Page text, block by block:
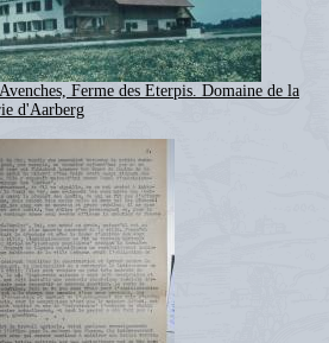
Ferme des Eterpis. Domaine de la
d'Aarberg